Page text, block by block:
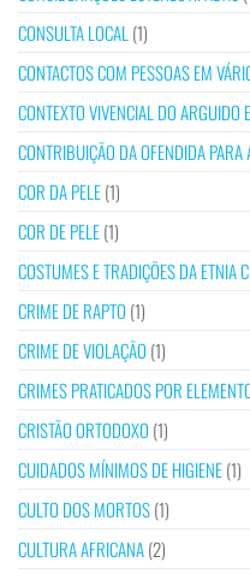
CONSULTA LOCAL (1)
CONTACTOS COM PESSOAS EM
CONTEXTO VIVENCIAL DO ARGUIDO
CONTRIBUIÇÃO DA OFENDIDA
COR DA PELE(1)
COR DE PELE(1)
COSTUMES E TRADIÇÕES DA ETNIA
CRIME DE RAPTO (1)
CRIME DE VIOLAÇÃO (1)
CRIMES PRATICADOS POR
CRISTÃO ORTODOXO (1)
CUIDADOS MÍNIMOS DE HIGIENE(1)
CULTO DOS MORTOS(1)
CULTURA AFRICANA(2)